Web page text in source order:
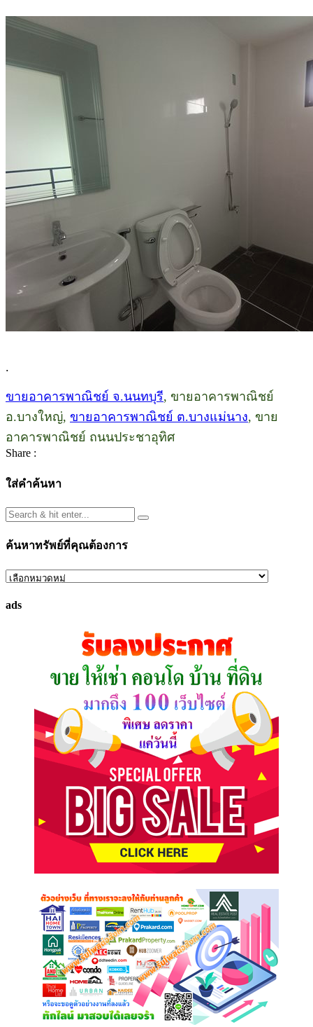
.
ขายอาคารพาณิชย์ จ.นนทบุรี, ขายอาคารพาณิชย์
อ.บางใหญ่, ขายอาคารพาณิชย์ ต.บางแม่นาง, ขาย
อาคารพาณิชย์ ถนนประชาอุทิศ
Share :
ใส่คำค้นหา
ค้นหาทรัพย์ที่คุณต้องการ
ค้นหา
ที่
ads